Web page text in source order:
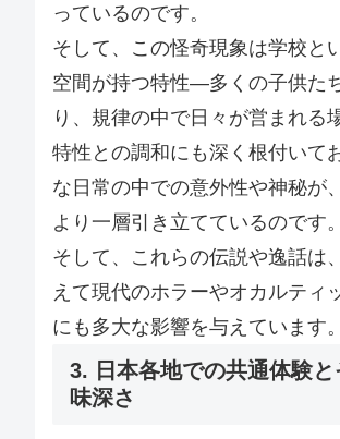
っているのです。
そして、この怪奇現象は学校と
空間が持つ特性—多くの子供た
り、規律の中で日々が営まれる
特性との調和にも深く根付いて
な日常の中での意外性や神秘が
より一層引き立てているのです。
そして、これらの伝説や逸話は
えて現代のホラーやオカルティ
にも多大な影響を与えています。
3. 日本各地での共通体験と
味深さ